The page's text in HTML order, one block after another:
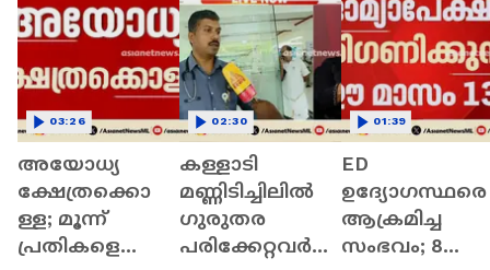
അയോധ്യ
ക്ഷേത്രക്കൊ
ള്ള; മൂന്ന്
പ്രതികളെ
03:26
കള്ളാടി
മണ്ണിടിച്ചിലിൽ ​
ഗുരുതര
പരിക്കേറ്റവർ
02:30
ED
ഉദ്യോഗസ്ഥരെ
ആക്രമിച്ച
സംഭവം; 8
01:39